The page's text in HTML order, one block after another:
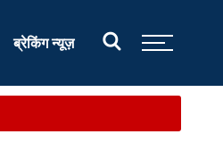
ब्रेकिंग न्यूज़